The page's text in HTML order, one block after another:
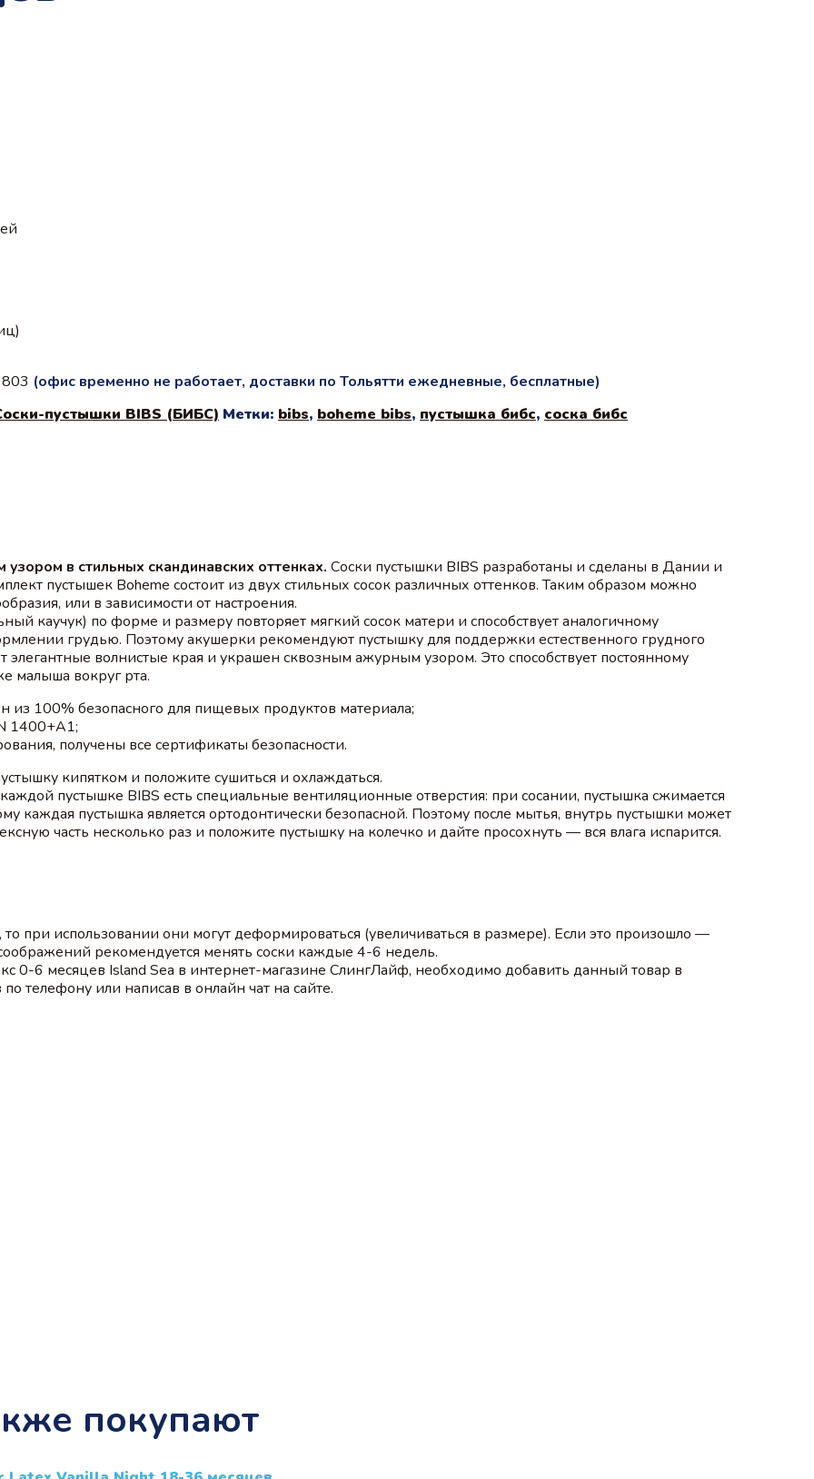
(офис временно не работает, доставки по Тольятти ежедневные, бесплатные)
пустышки BIBS (БИБС) Метки: bibs, boheme bibs, пустышка бибс, соска бибс
в стильных скандинавских оттенках. Соски пустышки BIBS разработаны и сделаны в Дании и
пустышек Boheme состоит из двух стильных сосок различных оттенков. Таким образом можно
или в зависимости от настроения.
каучук) по форме и размеру повторяет мягкий сосок матери и способствует аналогичному
грудью. Поэтому акушерки рекомендуют пустышку для поддержки естественного грудного
волнистые края и украшен сквозным ажурным узором. Это способствует постоянному
малыша вокруг рта.
100% безопасного для пищевых продуктов материала;
1400+A1;
получены все сертификаты безопасности.
кипятком и положите сушиться и охлаждаться.
пустышке BIBS есть специальные вентиляционные отверстия: при сосании, пустышка сжимается
каждая пустышка является ортодонтически безопасной. Поэтому после мытья, внутрь пустышки может
часть несколько раз и положите пустышку на колечко и дайте просохнуть — вся влага испарится.
то при использовании они могут деформироваться (увеличиваться в размере). Если это произошло —
рекомендуется менять соски каждые 4-6 недель.
0-6 месяцев Island Sea в интернет-магазине СлингЛайф, необходимо добавить данный товар в
телефону или написав в онлайн чат на сайте.
покупают